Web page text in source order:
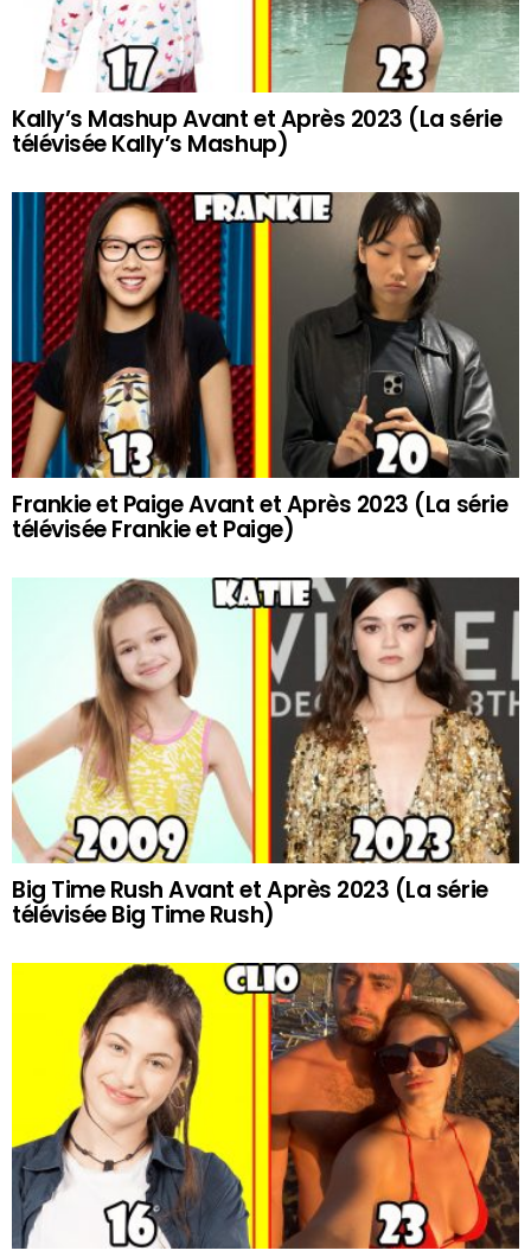
Kally’s Mashup Avant et Après 2023 (La série
télévisée Kally’s Mashup)
Frankie et Paige Avant et Après 2023 (La série
télévisée Frankie et Paige)
Big Time Rush Avant et Après 2023 (La série
télévisée Big Time Rush)